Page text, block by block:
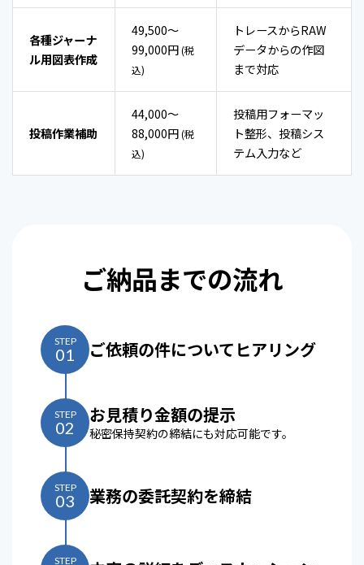
各種ジャーナ
ル用図表作成
49,500～
99,000円(税
込)
トレースからRAW
データからの作図
まで対応
投稿作業補助
44,000～
88,000円(税
込)
投稿用フォーマッ
ト整形、投稿シス
テム入力など
ご納品までの流れ
STEP
01 ご依頼の件についてヒアリング
STEP
02
お見積り金額の提示
秘密保持契約の締結にも対応可能です。
STEP
03 業務の委託契約を締結
STEP